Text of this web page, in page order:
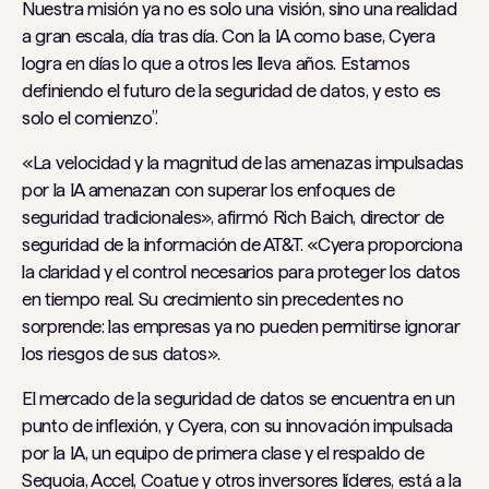
Nuestra misión ya no es solo una visión, sino una realidad
a gran escala, día tras día. Con la IA como base, Cyera
logra en días lo que a otros les lleva años. Estamos
definiendo el futuro de la seguridad de datos, y esto es
solo el comienzo”.
«La velocidad y la magnitud de las amenazas impulsadas
por la IA amenazan con superar los enfoques de
seguridad tradicionales», afirmó Rich Baich, director de
seguridad de la información de AT&T. «Cyera proporciona
la claridad y el control necesarios para proteger los datos
en tiempo real. Su crecimiento sin precedentes no
sorprende: las empresas ya no pueden permitirse ignorar
los riesgos de sus datos».
El mercado de la seguridad de datos se encuentra en un
punto de inflexión, y Cyera, con su innovación impulsada
por la IA, un equipo de primera clase y el respaldo de
Sequoia, Accel, Coatue y otros inversores líderes, está a la